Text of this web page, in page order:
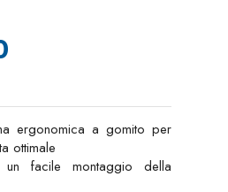
ergonomica a gomito per
ottimale
un facile montaggio della